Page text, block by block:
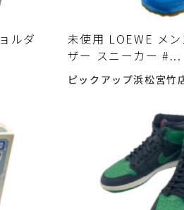
ルダ
未使用 LOEWE メ
ザー スニーカー #...
ピックアップ浜松宮竹